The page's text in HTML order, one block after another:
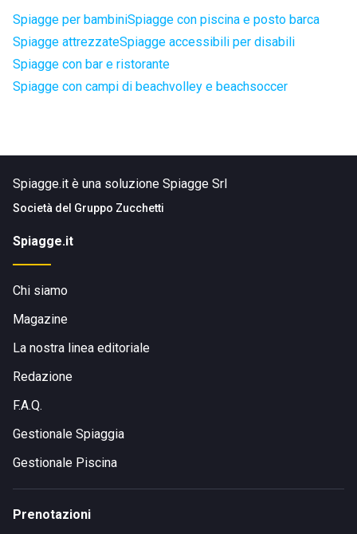
Spiagge per bambiniSpiagge con piscina e posto barca
Spiagge attrezzateSpiagge accessibili per disabili
Spiagge con bar e ristorante
Spiagge con campi di beachvolley e beachsoccer
Spiagge.it è una soluzione Spiagge Srl
Società del Gruppo Zucchetti
Spiagge.it
Chi siamo
Magazine
La nostra linea editoriale
Redazione
F.A.Q.
Gestionale Spiaggia
Gestionale Piscina
Prenotazioni